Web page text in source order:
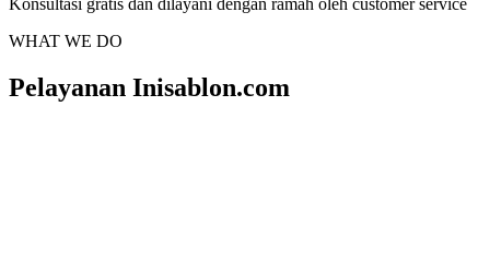
WHAT WE DO
Pelayanan Inisablon.com